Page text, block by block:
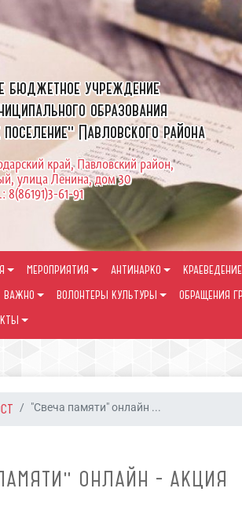
бюджетное учреждение
образования
Павловского района
край, Павловский район,
улица Ленина, дом 30
8(86191)3-61-91
МЕРОПРИЯТИЯ АНТИНАРКО КРАЕВЕДЕНИЕ
ВАЖНО ВОЛОНТЕРЫ КУЛЬТУРЫ ОБРАЩЕНИЯ
"Свеча памяти" онлайн ...
ОНЛАЙН - АКЦИЯ